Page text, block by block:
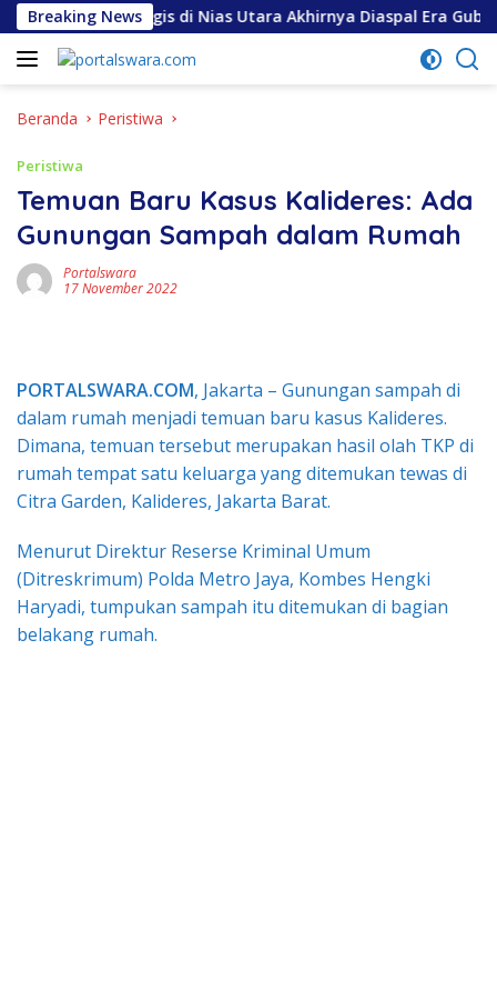
Langsung
ke
konten
Breaking News
Jalan Strategis di Nias Utara Akhirnya Diaspal Era Gubernur
Beranda Peristiwa
Peristiwa
Temuan Baru Kasus Kalideres: Ada
Gunungan Sampah dalam Rumah
Portalswara
17 November 2022
PORTALSWARA.COM, Jakarta – Gunungan sampah di
dalam rumah menjadi temuan baru kasus Kalideres.
Dimana, temuan tersebut merupakan hasil olah TKP di
rumah tempat satu keluarga yang ditemukan tewas di
Citra Garden, Kalideres, Jakarta Barat.
Menurut Direktur Reserse Kriminal Umum
(Ditreskrimum) Polda Metro Jaya, Kombes Hengki
Haryadi, tumpukan sampah itu ditemukan di bagian
belakang rumah.